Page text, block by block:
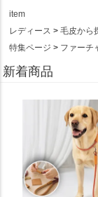
item
レディース
毛皮から
特集ページ
ファーチ
新着商品